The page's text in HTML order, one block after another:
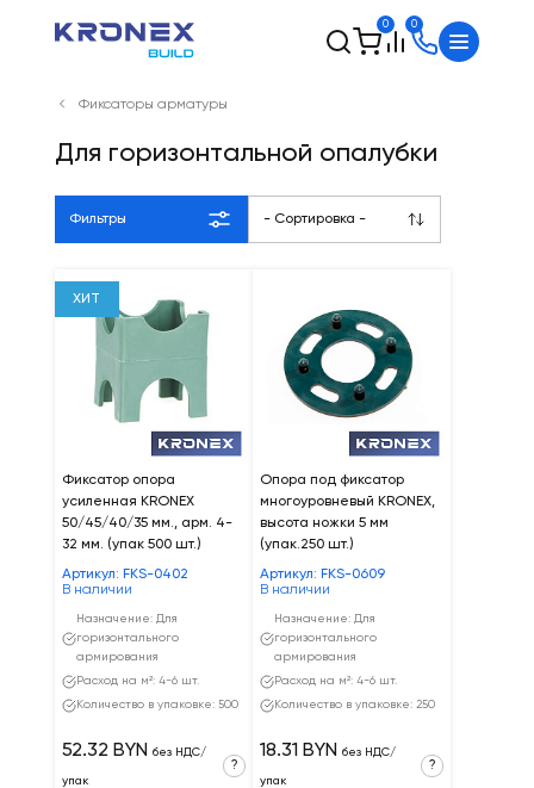
0 0
Фиксаторы арматуры
Для горизонтальной опалубки
Фильтры - Сортировка -
ХИТ
Фиксатор опора
усиленная KRONEX
50/45/40/35 мм., арм. 4-
32 мм. (упак 500 шт.)
Артикул: FKS-0402
В наличии
Назначение: Для
горизонтального
армирования
Расход на м²: 4-6 шт.
Количество в упаковке: 500
52.32 BYN без НДС/
упак
?
Опора под фиксатор
многоуровневый KRONEX,
высота ножки 5 мм
(упак.250 шт.)
Артикул: FKS-0609
В наличии
Назначение: Для
горизонтального
армирования
Расход на м²: 4-6 шт.
Количество в упаковке: 250
18.31 BYN без НДС/
упак
?